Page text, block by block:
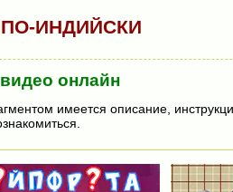
ИНДИЙСКИ
онлайн
имеется описание,